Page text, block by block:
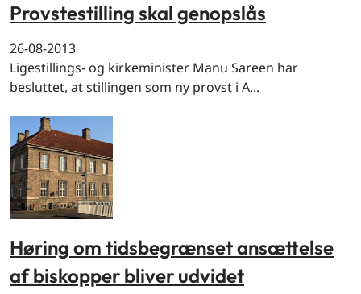
Provstestilling skal genopslås
26-08-2013
Ligestillings- og kirkeminister Manu Sareen har
besluttet, at stillingen som ny provst i A...
Høring om tidsbegrænset ansættelse
af biskopper bliver udvidet